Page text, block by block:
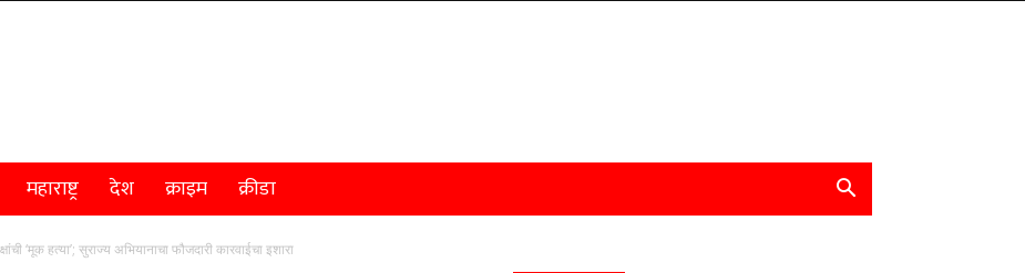
महाराष्ट्र देश क्राइम क्रीडा
‘मूक हत्या’; सुराज्य अभियानाचा फौजदारी कारवाईचा इशारा